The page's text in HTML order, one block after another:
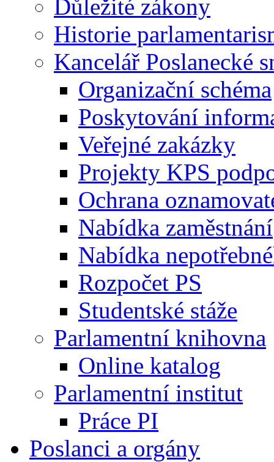
Důležité zákony
Historie
Kancelář Poslanecké
Organizační schéma
Poskytování
Veřejné zakázky
Projekty KPS
Ochrana
Nabídka zaměstnání
Nabídka
Rozpočet PS
Studentské stáže
Parlamentní knihovna
Online katalog
Parlamentní institut
Práce PI
Poslanci a orgány